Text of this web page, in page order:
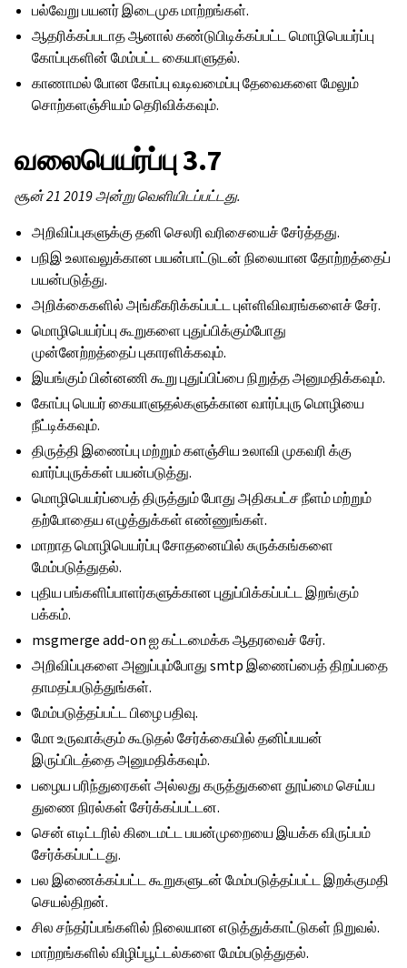
பல்வேறு பயனர் இடைமுக மாற்றங்கள்.
ஆதரிக்கப்படாத ஆனால் கண்டுபிடிக்கப்பட்ட மொழிபெயர்ப்பு
கோப்புகளின் மேம்பட்ட கையாளுதல்.
காணாமல் போன கோப்பு வடிவமைப்பு தேவைகளை மேலும்
சொற்களஞ்சியம் தெரிவிக்கவும்.
வலைபெயர்ப்பு 3.7
சூன் 21 2019 அன்று வெளியிடப்பட்டது.
அறிவிப்புகளுக்கு தனி செலரி வரிசையைச் சேர்த்தது.
பநிஇ உலாவலுக்கான பயன்பாட்டுடன் நிலையான தோற்றத்தைப்
பயன்படுத்து.
அறிக்கைகளில் அங்கீகரிக்கப்பட்ட புள்ளிவிவரங்களைச் சேர்.
மொழிபெயர்ப்பு கூறுகளை புதுப்பிக்கும்போது
முன்னேற்றத்தைப் புகாரளிக்கவும்.
இயங்கும் பின்னணி கூறு புதுப்பிப்பை நிறுத்த அனுமதிக்கவும்.
கோப்பு பெயர் கையாளுதல்களுக்கான வார்ப்புரு மொழியை
நீட்டிக்கவும்.
திருத்தி இணைப்பு மற்றும் களஞ்சிய உலாவி முகவரி க்கு
வார்ப்புருக்கள் பயன்படுத்து.
மொழிபெயர்ப்பைத் திருத்தும் போது அதிகபட்ச நீளம் மற்றும்
தற்போதைய எழுத்துக்கள் எண்ணுங்கள்.
மாறாத மொழிபெயர்ப்பு சோதனையில் சுருக்கங்களை
மேம்படுத்துதல்.
புதிய பங்களிப்பாளர்களுக்கான புதுப்பிக்கப்பட்ட இறங்கும்
பக்கம்.
msgmerge add-on ஐ கட்டமைக்க ஆதரவைச் சேர்.
அறிவிப்புகளை அனுப்பும்போது smtp இணைப்பைத் திறப்பதை
தாமதப்படுத்துங்கள்.
மேம்படுத்தப்பட்ட பிழை பதிவு.
மோ உருவாக்கும் கூடுதல் சேர்க்கையில் தனிப்பயன்
இருப்பிடத்தை அனுமதிக்கவும்.
பழைய பரிந்துரைகள் அல்லது கருத்துகளை தூய்மை செய்ய
துணை நிரல்கள் சேர்க்கப்பட்டன.
சென் எடிட்டரில் கிடைமட்ட பயன்முறையை இயக்க விருப்பம்
சேர்க்கப்பட்டது.
பல இணைக்கப்பட்ட கூறுகளுடன் மேம்படுத்தப்பட்ட இறக்குமதி
செயல்திறன்.
சில சந்தர்ப்பங்களில் நிலையான எடுத்துக்காட்டுகள் நிறுவல்.
மாற்றங்களில் விழிப்பூட்டல்களை மேம்படுத்துதல்.